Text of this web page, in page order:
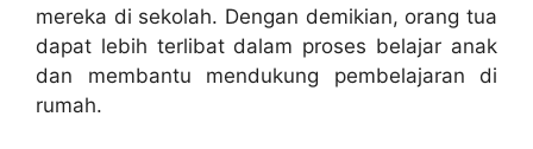
mereka di sekolah. Dengan demikian, orang tua
dapat lebih terlibat dalam proses belajar anak
dan membantu mendukung pembelajaran di
rumah.